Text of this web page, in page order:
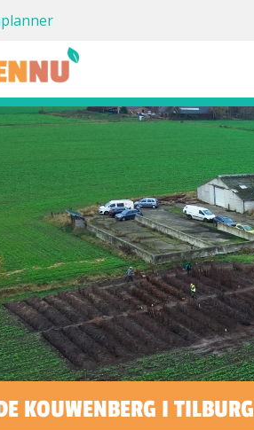
KOUWENBERG I TILBURG